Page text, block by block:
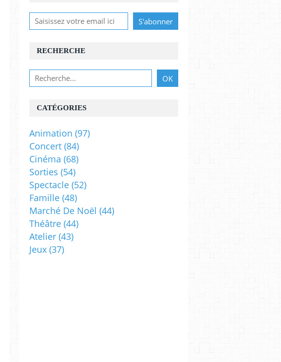
RECHERCHE
CATÉGORIES
Animation (97)
Concert (84)
Cinéma (68)
Sorties (54)
Spectacle (52)
Famille (48)
Marché De Noël (44)
Théâtre (44)
Atelier (43)
Jeux (37)